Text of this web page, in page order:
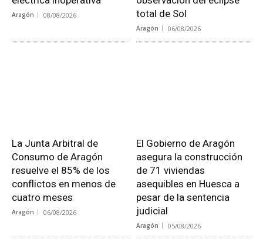
Aragón 08/08/2026
total de Sol
Aragón 06/08/2026
La Junta Arbitral de
Consumo de Aragón
resuelve el 85% de los
conflictos en menos de
cuatro meses
Aragón 06/08/2026
El Gobierno de Aragón
asegura la construcción
de 71 viviendas
asequibles en Huesca a
pesar de la sentencia
judicial
Aragón 05/08/2026